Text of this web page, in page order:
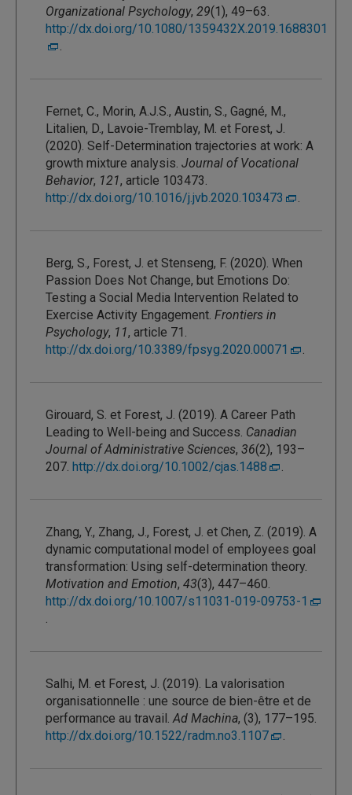
Organizational Psychology, 29(1), 49–63.
http://dx.doi.org/10.1080/1359432X.2019.1688301
.
Fernet, C., Morin, A.J.S., Austin, S., Gagné, M.,
Litalien, D., Lavoie-Tremblay, M. et Forest, J.
(2020). Self-Determination trajectories at work: A
growth mixture analysis. Journal of Vocational
Behavior, 121, article 103473.
http://dx.doi.org/10.1016/j.jvb.2020.103473
.
Berg, S., Forest, J. et Stenseng, F. (2020). When
Passion Does Not Change, but Emotions Do:
Testing a Social Media Intervention Related to
Exercise Activity Engagement. Frontiers in
Psychology, 11, article 71.
http://dx.doi.org/10.3389/fpsyg.2020.00071
.
Girouard, S. et Forest, J. (2019). A Career Path
Leading to Well-being and Success. Canadian
Journal of Administrative Sciences, 36(2), 193–
207. http://dx.doi.org/10.1002/cjas.1488 .
Zhang, Y., Zhang, J., Forest, J. et Chen, Z. (2019). A
dynamic computational model of employees goal
transformation: Using self-determination theory.
Motivation and Emotion, 43(3), 447–460.
http://dx.doi.org/10.1007/s11031-019-09753-1
.
Salhi, M. et Forest, J. (2019). La valorisation
organisationnelle : une source de bien-être et de
performance au travail.Ad Machina, (3), 177–195.
http://dx.doi.org/10.1522/radm.no3.1107
.